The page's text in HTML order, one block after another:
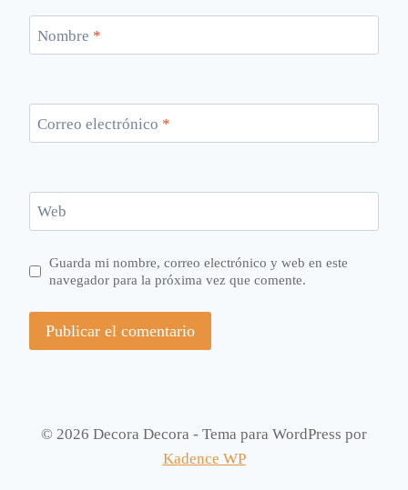
Nombre *
Correo electrónico *
Web
Guarda mi nombre, correo electrónico y web en este
navegador para la próxima vez que comente.
© 2026 Decora Decora - Tema para WordPress por
Kadence WP